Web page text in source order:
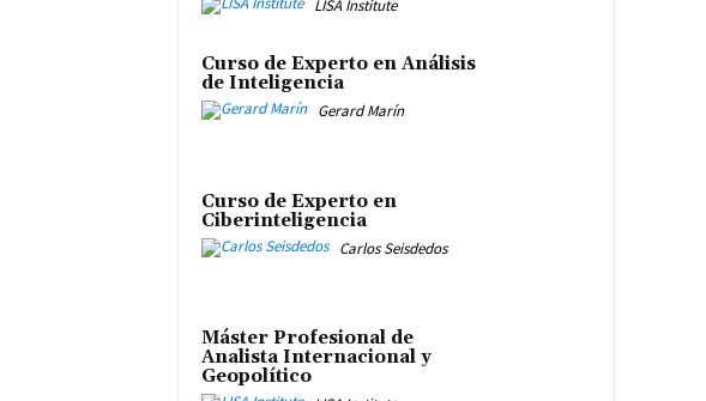
LISA Institute
Curso de Experto en Análisis
de Inteligencia
Gerard Marín
Curso de Experto en
Ciberinteligencia
Carlos Seisdedos
Máster Profesional de
Analista Internacional y
Geopolítico